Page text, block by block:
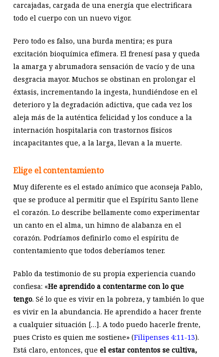
carcajadas, cargada de una energía que electrificara
todo el cuerpo con un nuevo vigor.
Pero todo es falso, una burda mentira; es pura
excitación bioquímica efímera. El frenesí pasa y queda
la amarga y abrumadora sensación de vacío y de una
desgracia mayor. Muchos se obstinan en prolongar el
éxtasis, incrementando la ingesta, hundiéndose en el
deterioro y la degradación adictiva, que cada vez los
aleja más de la auténtica felicidad y los conduce a la
internación hospitalaria con trastornos físicos
incapacitantes que, a la larga, llevan a la muerte.
Elige el contentamiento
Muy diferente es el estado anímico que aconseja Pablo,
que se produce al permitir que el Espíritu Santo llene
el corazón. Lo describe bellamente como experimentar
un canto en el alma, un himno de alabanza en el
corazón. Podríamos definirlo como el espíritu de
contentamiento que todos deberíamos tener.
Pablo da testimonio de su propia experiencia cuando
confiesa: «He aprendido a contentarme con lo que
tengo. Sé lo que es vivir en la pobreza, y también lo que
es vivir en la abundancia. He aprendido a hacer frente
a cualquier situación […]. A todo puedo hacerle frente,
pues Cristo es quien me sostiene» (Filipenses 4:11-13).
Está claro, entonces, que el estar contentos se cultiva,